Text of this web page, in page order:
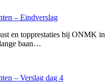
– Eindverslag
en topprestaties bij ONMK
baan…
– Verslag dag 4